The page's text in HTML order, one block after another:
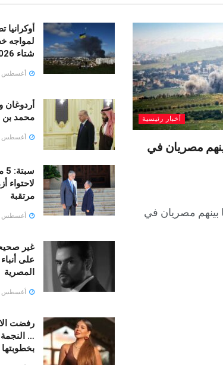
أخبار رئيسية
11 مدنيا بينهم مصريان في
إصابة 11 مدنيا بينهم مصريان في
لمواجه
شتاء 2026
أغسطس 7, 2026
محمد بن
أغسطس 7, 2026
لاحتواء
مرتقبة
أغسطس 6, 2026
غير
على
المصرية
أغسطس 6, 2026
رفضت
…
بخطوبتها